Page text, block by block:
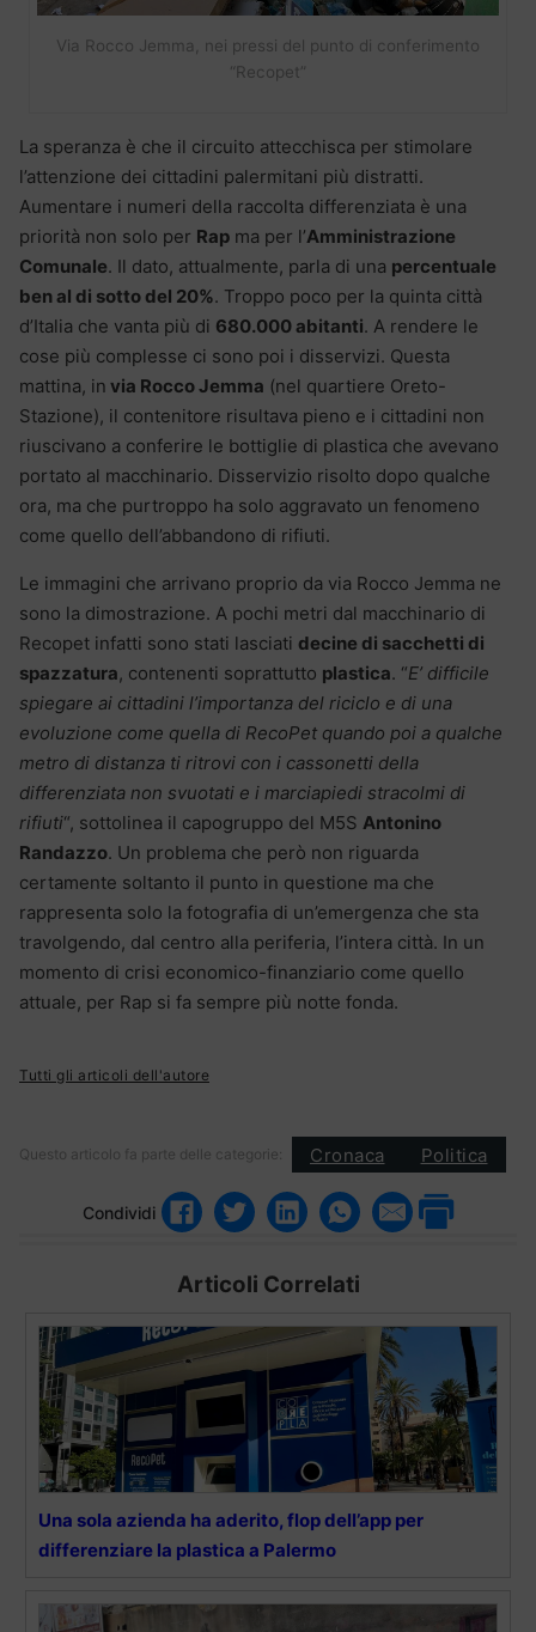
Via Rocco Jemma, nei pressi del punto di conferimento
“Recopet”
La speranza è che il circuito attecchisca per stimolare
l’attenzione dei cittadini palermitani più distratti.
Aumentare i numeri della raccolta differenziata è una
priorità non solo per Rap ma per l’Amministrazione
Comunale. Il dato, attualmente, parla di una percentuale
ben al di sotto del 20%. Troppo poco per la quinta città
d’Italia che vanta più di 680.000 abitanti. A rendere le
cose più complesse ci sono poi i disservizi. Questa
mattina, in via Rocco Jemma (nel quartiere Oreto-
Stazione), il contenitore risultava pieno e i cittadini non
riuscivano a conferire le bottiglie di plastica che avevano
portato al macchinario. Disservizio risolto dopo qualche
ora, ma che purtroppo ha solo aggravato un fenomeno
come quello dell’abbandono di rifiuti.
Le immagini che arrivano proprio da via Rocco Jemma ne
sono la dimostrazione. A pochi metri dal macchinario di
Recopet infatti sono stati lasciati decine di sacchetti di
spazzatura, contenenti soprattutto plastica. “E’ difficile
spiegare ai cittadini l’importanza del riciclo e di una
evoluzione come quella di RecoPet quando poi a qualche
metro di distanza ti ritrovi con i cassonetti della
differenziata non svuotati e i marciapiedi stracolmi di
rifiuti“, sottolinea il capogruppo del M5S Antonino
Randazzo. Un problema che però non riguarda
certamente soltanto il punto in questione ma che
rappresenta solo la fotografia di un’emergenza che sta
travolgendo, dal centro alla periferia, l’intera città. In un
momento di crisi economico-finanziario come quello
attuale, per Rap si fa sempre più notte fonda.
Tutti gli articoli dell'autore
Questo articolo fa parte delle categorie: Cronaca Politica
Condividi
Articoli Correlati
Una sola azienda ha aderito, flop dell’app per
differenziare la plastica a Palermo